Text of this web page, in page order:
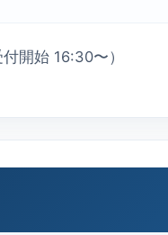
開始 16:30〜）